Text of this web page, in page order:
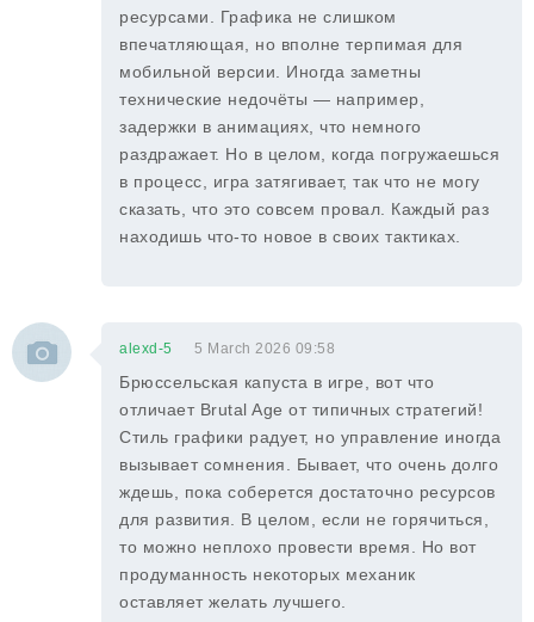
ресурсами. Графика не слишком
впечатляющая, но вполне терпимая для
мобильной версии. Иногда заметны
технические недочёты — например,
задержки в анимациях, что немного
раздражает. Но в целом, когда погружаешься
в процесс, игра затягивает, так что не могу
сказать, что это совсем провал. Каждый раз
находишь что-то новое в своих тактиках.
alexd-5 5 March 2026 09:58
Брюссельская капуста в игре, вот что
отличает Brutal Age от типичных стратегий!
Стиль графики радует, но управление иногда
вызывает сомнения. Бывает, что очень долго
ждешь, пока соберется достаточно ресурсов
для развития. В целом, если не горячиться,
то можно неплохо провести время. Но вот
продуманность некоторых механик
оставляет желать лучшего.